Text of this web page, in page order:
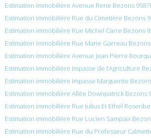
Estimation immobilière Avenue Rene Bezons
Estimation immobilière Rue du Cimetière Bezons
Estimation immobilière Rue Michel Carre Bezons
Estimation immobilière Rue Marie Garreau
Estimation immobilière Avenue Jean Pierre
Estimation immobilière Impasse de l’Agriculture
Estimation immobilière Impasse Marguerite
Estimation immobilière Allée Downpatrick Bezons
Estimation immobilière Rue Julius Et Ethel
Estimation immobilière Rue Lucien Sampaix
Estimation immobilière Rue du Professeur